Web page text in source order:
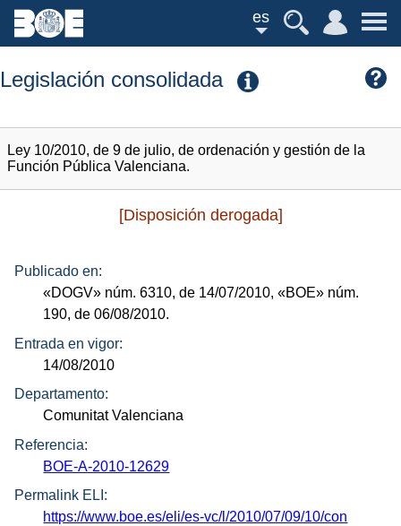
es
Legislación consolidada
Ley 10/2010, de 9 de julio, de ordenación y gestión de la
Función Pública Valenciana.
[Disposición derogada]
Publicado en:
«DOGV» núm. 6310, de 14/07/2010,«BOE» núm.
190, de 06/08/2010.
Entrada en vigor:
14/08/2010
Departamento:
Comunitat Valenciana
Referencia:
BOE-A-2010-12629
Permalink ELI:
https://www.boe.es/eli/es-vc/l/2010/07/09/10/con